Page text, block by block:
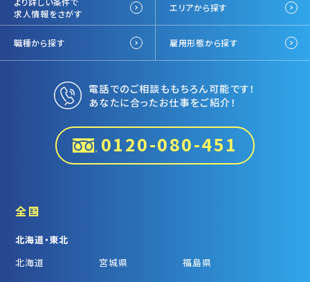
求人情報をさがす
エリアから探す
職種から探す 雇用形態から探す
電話でのご相談ももちろん可能です！
あなたに合ったお仕事をご紹介！
0120-080-451
全国
北海道・東北
北海道
宮城県 福島県